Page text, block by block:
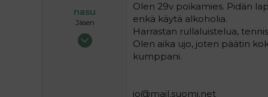
nasu
Jäsen
14.06.2004
Olen 29v poikamies. Pidän
enkä käytä alkoholia.
Harrastan rullaluistelua,
Olen aika ujo, joten päätin
kumppani.
jo@mail.suomi.net